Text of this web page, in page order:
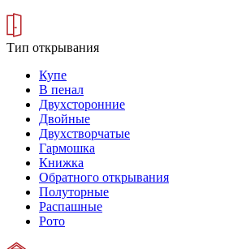
Тип открывания
Купе
В пенал
Двухсторонние
Двойные
Двухстворчатые
Гармошка
Книжка
Обратного открывания
Полуторные
Распашные
Рото